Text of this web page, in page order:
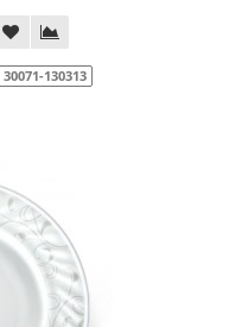
30071-130313